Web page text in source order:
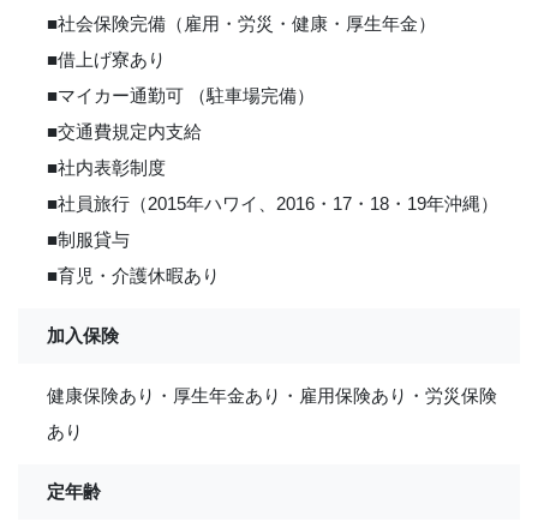
■社会保険完備（雇用・労災・健康・厚生年金）
■借上げ寮あり
■マイカー通勤可 （駐車場完備）
■交通費規定内支給
■社内表彰制度
■社員旅行（2015年ハワイ、2016・17・18・19年沖縄）
■制服貸与
■育児・介護休暇あり
加入保険
健康保険あり・厚生年金あり・雇用保険あり・労災保険
あり
定年齢